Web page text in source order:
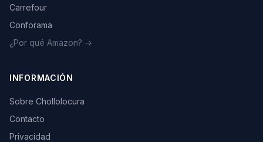
Carrefour
Conforama
¿Por qué Amazon? →
INFORMACIÓN
Sobre Chollolocura
Contacto
Privacidad